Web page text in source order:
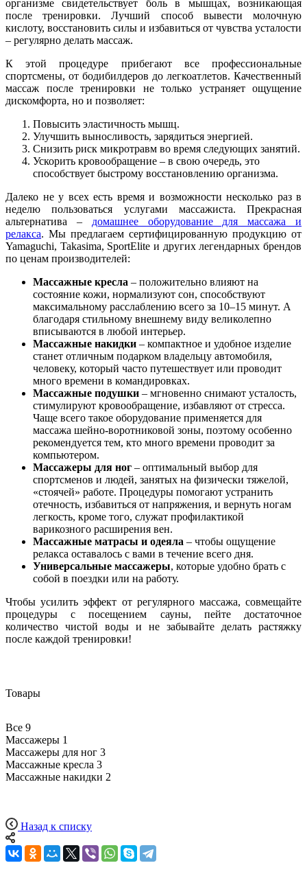
организме свидетельствует боль в мышцах, возникающая
после тренировки. Лучший способ вывести молочную
кислоту, восстановить силы и избавиться от чувства усталости
– регулярно делать массаж.
К этой процедуре прибегают все профессиональные
спортсмены, от бодибилдеров до легкоатлетов. Качественный
массаж после тренировки не только устраняет ощущение
дискомфорта, но и позволяет:
Повысить эластичность мышц.
Улучшить выносливость, зарядиться энергией.
Снизить риск микротравм во время следующих занятий.
Ускорить кровообращение – в свою очередь, это
способствует быстрому восстановлению организма.
Далеко не у всех есть время и возможности несколько раз в
неделю пользоваться услугами массажиста. Прекрасная
альтернатива – домашнее оборудование для массажа и
релакса. Мы предлагаем сертифицированную продукцию от
Yamaguchi, Takasima, SportElite и других легендарных брендов
по ценам производителей:
Массажные кресла – положительно влияют на
состояние кожи, нормализуют сон, способствуют
максимальному расслаблению всего за 10–15 минут. А
благодаря стильному внешнему виду великолепно
вписываются в любой интерьер.
Массажные накидки – компактное и удобное изделие
станет отличным подарком владельцу автомобиля,
человеку, который часто путешествует или проводит
много времени в командировках.
Массажные подушки – мгновенно снимают усталость,
стимулируют кровообращение, избавляют от стресса.
Чаще всего такое оборудование применяется для
массажа шейно-воротниковой зоны, поэтому особенно
рекомендуется тем, кто много времени проводит за
компьютером.
Массажеры для ног – оптимальный выбор для
спортсменов и людей, занятых на физически тяжелой,
«стоячей» работе. Процедуры помогают устранить
отечность, избавиться от напряжения, и вернуть ногам
легкость, кроме того, служат профилактикой
варикозного расширения вен.
Массажные матрасы и одеяла – чтобы ощущение
релакса оставалось с вами в течение всего дня.
Универсальные массажеры, которые удобно брать с
собой в поездки или на работу.
Чтобы усилить эффект от регулярного массажа, совмещайте
процедуры с посещением сауны, пейте достаточное
количество чистой воды и не забывайте делать растяжку
после каждой тренировки!
Товары
Все 9
Массажеры 1
Массажеры для ног 3
Массажные кресла 3
Массажные накидки 2
Назад к списку